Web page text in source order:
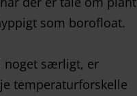
som borofloat.
noget særligt, er
temperaturforskelle